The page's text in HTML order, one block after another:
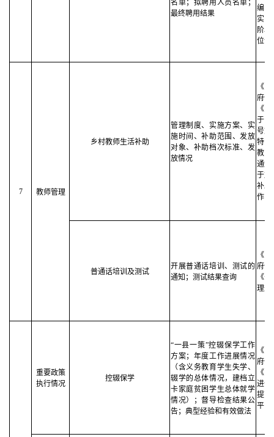
名单；拟聘用人员名单；
最终聘用结果
编
实
阶
位计
7 教师管理
乡村教师生活补助
管理制度、实施方案、实
施时间、补助范围、发放
对象、补助档次标准、发
放情况
《
府信
《
于落
号文
特困
教师
通知
于加
补助
作的
普通话培训及测试
开展普通话培训、测试的
通知；测试结果查询
《
府信
《
理规
重要政策
执行情况
控辍保学
“一县一策”控辍保学工作
方案；年度工作进展情况
（含义务教育学生失学、
辍学的总体情况，建档立
卡家庭贫困学生总体就学
情况）；督导检查结果公
告；典型经验和有效做法
《
府信
《
进一
提高
平的